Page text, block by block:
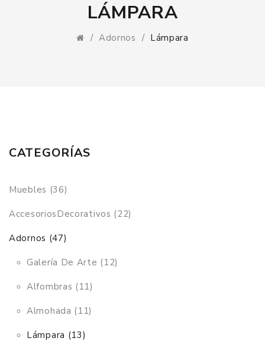
LÁMPARA
Adornos Lámpara
CATEGORÍAS
Muebles (36)
AccesoriosDecorativos (22)
Adornos (47)
Galería De Arte (12)
Alfombras (11)
Almohada (11)
Lámpara (13)